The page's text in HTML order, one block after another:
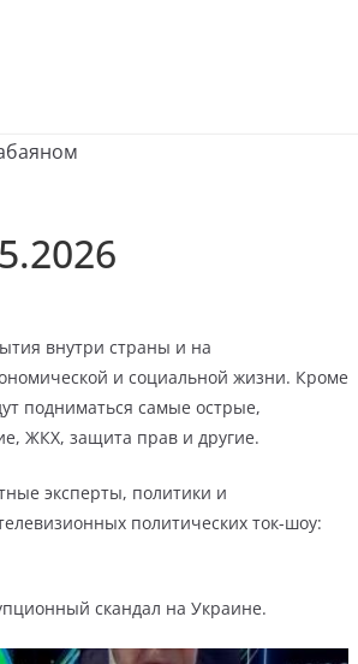
внутри страны и на
и социальной жизни. Кроме
подниматься самые острые,
ЖКХ, защита прав и другие.
эксперты, политики и
политических ток-шоу:
скандал на Украине.